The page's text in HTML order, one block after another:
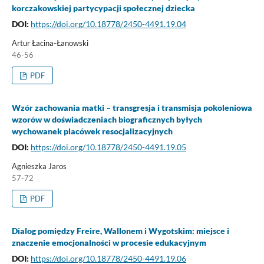
korczakowskiej partycypacji społecznej dziecka
DOI: https://doi.org/10.18778/2450-4491.19.04
Artur Łacina-Łanowski
46-56
PDF
Wzór zachowania matki – transgresja i transmisja pokoleniowa
wzorów w doświadczeniach biograficznych byłych
wychowanek placówek resocjalizacyjnych
DOI: https://doi.org/10.18778/2450-4491.19.05
Agnieszka Jaros
57-72
PDF
Dialog pomiędzy Freire, Wallonem i Wygotskim: miejsce i
znaczenie emocjonalności w procesie edukacyjnym
DOI: https://doi.org/10.18778/2450-4491.19.06